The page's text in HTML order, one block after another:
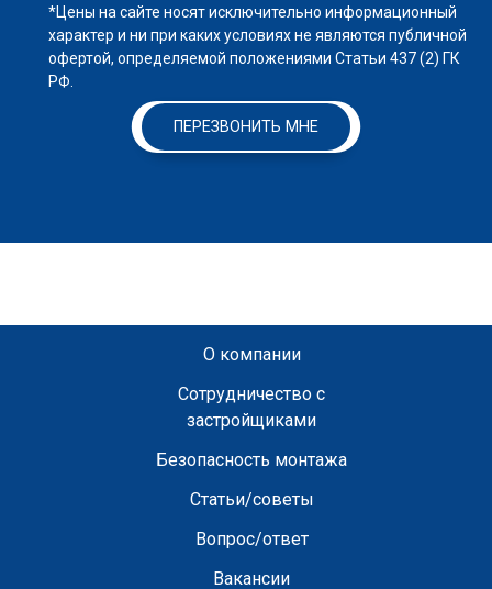
*Цены на сайте носят исключительно информационный
характер и ни при каких условиях не являются публичной
офертой, определяемой положениями Статьи 437 (2) ГК
РФ.
ПЕРЕЗВОНИТЬ МНЕ
О компании
Сотрудничество с
застройщиками
Безопасность монтажа
Статьи/советы
Вопрос/ответ
Вакансии